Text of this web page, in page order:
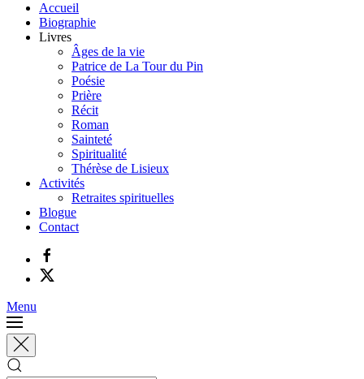
Accueil
Biographie
Livres
Âges de la vie
Patrice de La Tour du Pin
Poésie
Prière
Récit
Roman
Sainteté
Spiritualité
Thérèse de Lisieux
Activités
Retraites spirituelles
Blogue
Contact
Menu